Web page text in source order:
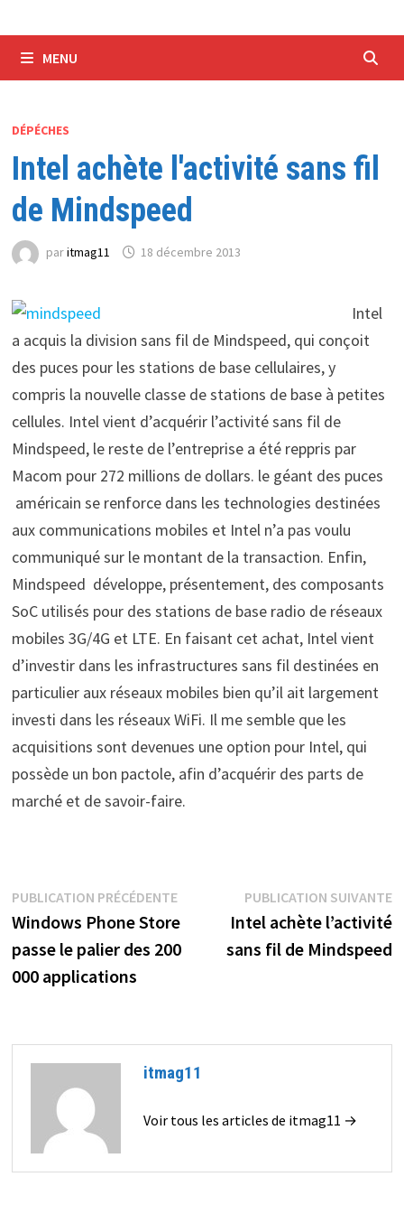
MENU
DÉPÉCHES
Intel achète l'activité sans fil
de Mindspeed
paritmag11 18 décembre 2013
Intel
a acquis la division sans fil de Mindspeed, qui conçoit
des puces pour les stations de base cellulaires, y
compris la nouvelle classe de stations de base à petites
cellules. Intel vient d’acquérir l’activité sans fil de
Mindspeed, le reste de l’entreprise a été reppris par
Macom pour 272 millions de dollars. le géant des puces
américain se renforce dans les technologies destinées
aux communications mobiles et Intel n’a pas voulu
communiqué sur le montant de la transaction. Enfin,
Mindspeed développe, présentement, des composants
SoC utilisés pour des stations de base radio de réseaux
mobiles 3G/4G et LTE. En faisant cet achat, Intel vient
d’investir dans les infrastructures sans fil destinées en
particulier aux réseaux mobiles bien qu’il ait largement
investi dans les réseaux WiFi. Il me semble que les
acquisitions sont devenues une option pour Intel, qui
possède un bon pactole, afin d’acquérir des parts de
marché et de savoir-faire.
Navigation
de
l’article
PUBLICATION PRÉCÉDENTEPublication
précédente :
Windows Phone Store
passe le palier des 200
000 applications
PUBLICATION SUIVANTE
Intel achète l’activité
sans fil de Mindspeed
itmag11
Voir tous les articles de itmag11 →